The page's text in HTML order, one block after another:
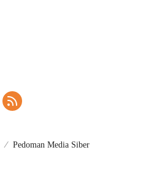
Pedoman Media Siber